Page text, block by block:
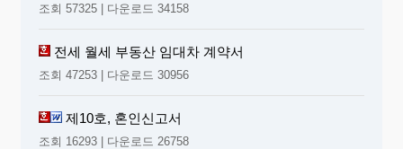
조회 57325 | 다운로드 34158
전세 월세 부동산 임대차 계약서
조회 47253 | 다운로드 30956
제10호, 혼인신고서
조회 16293 | 다운로드 26758